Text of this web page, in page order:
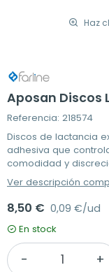
Haz
Aposan Discos
Referencia: 218574
Discos de lactancia
adhesiva que
comodidad y
Ver descripción
8,50 € 0,09 €/ud
En stock